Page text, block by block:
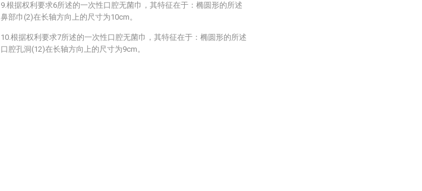
9.根据权利要求6所述的一次性口腔无菌巾，其特征在于：椭圆形的所述
鼻部巾(2)在长轴方向上的尺寸为10cm。
10.根据权利要求7所述的一次性口腔无菌巾，其特征在于：椭圆形的所述
口腔孔洞(12)在长轴方向上的尺寸为9cm。